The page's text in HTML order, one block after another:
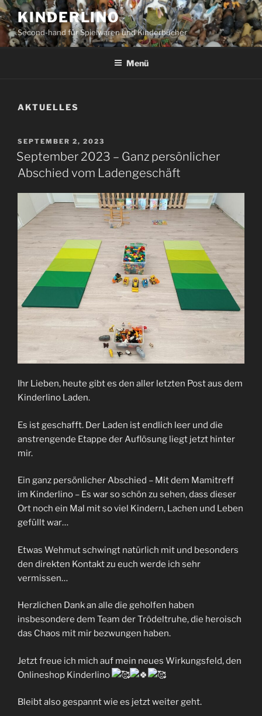
Zum
Inhalt
springen
KINDERLINO
Second-hand für Spielwaren und Kinderbücher
Menü
AKTUELLES
VERÖFFENTLICHT
AM
SEPTEMBER 2, 2023
September 2023 – Ganz persönlicher
Abschied vom Ladengeschäft
Ihr Lieben, heute gibt es den aller letzten Post aus dem
Kinderlino Laden.
Es ist geschafft. Der Laden ist endlich leer und die
anstrengende Etappe der Auflösung liegt jetzt hinter
mir.
Ein ganz persönlicher Abschied – Mit dem Mamitreff
im Kinderlino – Es war so schön zu sehen, dass dieser
Ort noch ein Mal mit so viel Kindern, Lachen und Leben
gefüllt war…
Etwas Wehmut schwingt natürlich mit und besonders
den direkten Kontakt zu euch werde ich sehr
vermissen…
Herzlichen Dank an alle die geholfen haben
insbesondere dem Team der Trödeltruhe, die heroisch
das Chaos mit mir bezwungen haben.
Jetzt freue ich mich auf mein neues Wirkungsfeld, den
Onlineshop Kinderlino
Bleibt also gespannt wie es jetzt weiter geht.